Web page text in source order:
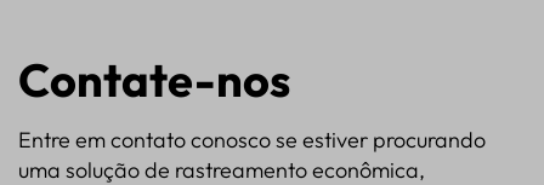
Contate-nos
Entre em contato conosco se estiver procurando
uma solução de rastreamento econômica,